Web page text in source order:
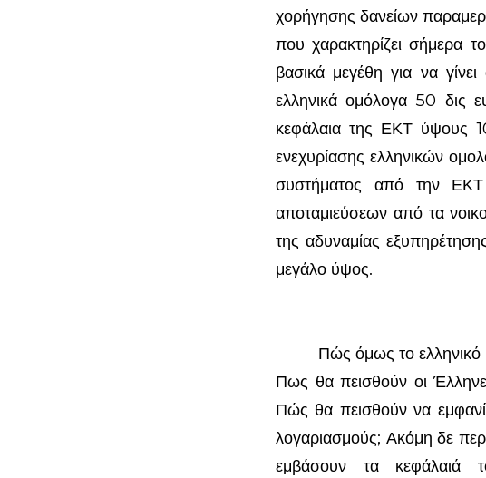
χορήγησης δανείων
που χαρακτηρίζει σήμερα
βασικά μεγέθη για να
ελληνικά ομόλογα 50 δις
κεφάλαια της ΕΚΤ ύψους
ενεχυρίασης ελληνικών
συστήματος από την ΕΚΤ
αποταμιεύσεων από τα
της αδυναμίας
μεγάλο ύψος.
Πώς όμως το ελληνικό
Πως θα πεισθούν οι
Πώς θα πεισθούν να
λογαριασμούς; Ακόμη δε
εμβάσουν τα κεφάλαιά